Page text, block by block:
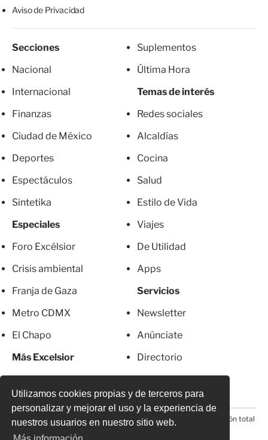
Utilizamos cookies propias y de terceros para
personalizar y mejorar el uso y la experiencia de
nuestros usuarios en nuestro sitio web.
Aviso de Privacidad
Secciones
Nacional
Internacional
Finanzas
Ciudad de México
Deportes
Espectáculos
Sintetika
Especiales
Foro Excélsior
Crisis ambiental
Franja de Gaza
Metro CDMX
El Chapo
Más Excelsior
Suplementos
Última Hora
Temas de interés
Redes sociales
Alcaldías
Cocina
Salud
Estilo de Vida
Viajes
De Utilidad
Apps
Servicios
Newsletter
Anúnciate
Directorio
© 2026 Todos los derechos reservados. Prohibida la reproducción total
o parcial, incluyendo cualquier medio electrónico*